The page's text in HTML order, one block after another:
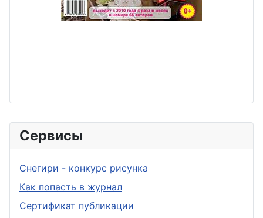
Сервисы
Снегири - конкурс рисунка
Как попасть в журнал
Сертификат публикации